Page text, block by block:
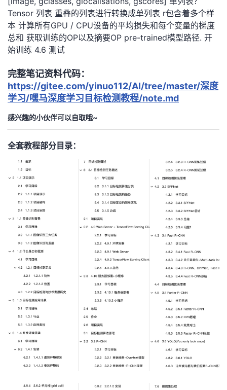
课
程
的
认
证
我
的
实
验
我
的
收
藏
术
支
持
云
声
建
议
Tensor 列表 重叠的列表进行转换成单列表 r包含着多个样
本 计算所有GPU / CPU设备的平均损失和每个变量的梯度
总和 获取训练的OP以及摘要OP pre-trained模型路径. 开
始训练 4.6 测试
完整笔记资料代码：
https://gitee.com/yinuo112/AI/tree/master/深度
学习/嘿马深度学习目标检测教程/note.md
感兴趣的小伙伴可以自取哦~
全套教程部分目录：